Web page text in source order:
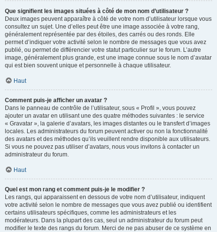
Que signifient les images situées à côté de mon nom d’utilisateur ?
Deux images peuvent apparaître à côté de votre nom d’utilisateur lorsque vous
consultez un sujet. Une d’elles peut être une image associée à votre rang,
généralement représentée par des étoiles, des carrés ou des ronds. Elle
permet d’indiquer votre activité selon le nombre de messages que vous avez
publié, ou permet de différencier votre statut particulier sur le forum. L’autre
image, généralement plus grande, est une image connue sous le nom d’avatar
qui est bien souvent unique et personnelle à chaque utilisateur.
Haut
Comment puis-je afficher un avatar ?
Dans le panneau de contrôle de l’utilisateur, sous « Profil », vous pouvez
ajouter un avatar en utilisant une des quatre méthodes suivantes : le service
« Gravatar », la galerie d’avatars, les images distantes ou le transfert d’images
locales. Les administrateurs du forum peuvent activer ou non la fonctionnalité
des avatars et des méthodes qu’ils veuillent rendre disponible aux utilisateurs.
Si vous ne pouvez pas utiliser d’avatars, nous vous invitons à contacter un
administrateur du forum.
Haut
Quel est mon rang et comment puis-je le modifier ?
Les rangs, qui apparaissent en dessous de votre nom d’utilisateur, indiquent
votre activité selon le nombre de messages que vous avez publié ou identifient
certains utilisateurs spécifiques, comme les administrateurs et les
modérateurs. Dans la plupart des cas, seul un administrateur du forum peut
modifier le texte des rangs du forum. Merci de ne pas abuser de ce système en